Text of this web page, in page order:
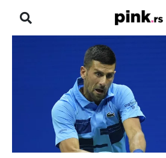
ZADRUGA
SHOWBIZ